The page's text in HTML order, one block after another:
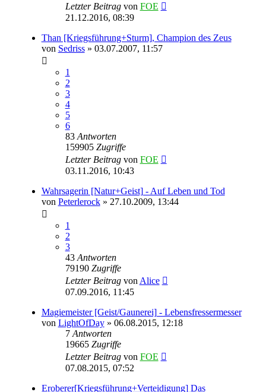
Letzter Beitrag von FOE
21.12.2016, 08:39
Than [Kriegsführung+Sturm], Champion des Zeus
von Sedriss» 03.07.2007, 11:57
1
2
3
4
5
6
83 Antworten
159905 Zugriffe
Letzter Beitrag von FOE
03.11.2016, 10:43
Wahrsagerin [Natur+Geist] - Auf Leben und Tod
von Peterlerock» 27.10.2009, 13:44
1
2
3
43 Antworten
79190 Zugriffe
Letzter Beitrag von Alice
07.09.2016, 11:45
Magiemeister [Geist/Gaunerei] - Lebensfressermesser
von LightOfDay» 06.08.2015, 12:18
7 Antworten
19665 Zugriffe
Letzter Beitrag von FOE
07.08.2015, 07:52
Eroberer[Kriegsführung+Verteidigung] Das